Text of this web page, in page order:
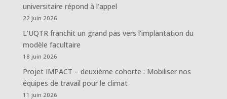
universitaire répond à l’appel
22 juin 2026
L’UQTR franchit un grand pas vers l’implantation du
modèle facultaire
18 juin 2026
Projet IMPACT – deuxième cohorte : Mobiliser nos
équipes de travail pour le climat
11 juin 2026